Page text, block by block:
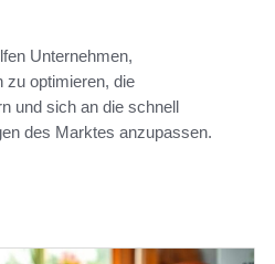
Unternehmen,
zu optimieren, die
und sich an die schnell
des Marktes anzupassen.